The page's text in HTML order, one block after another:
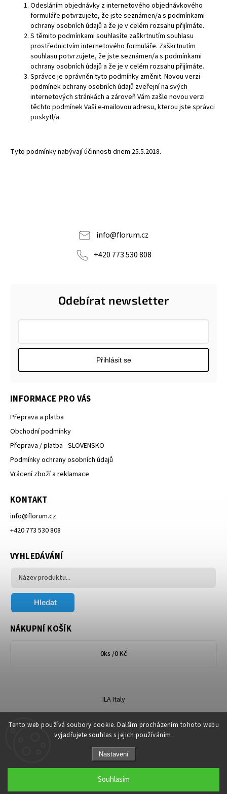
Tento web používá soubory cookie. Dalším procházením tohoto webu
vyjadřujete souhlas s jejich používáním.
Nastavení
Souhlasím
Odesláním objednávky z internetového objednávkového
formuláře potvrzujete, že jste seznámen/a s podmínkami
ochrany osobních údajů a že je v celém rozsahu přijímáte.
S těmito podmínkami souhlasíte zaškrtnutím souhlasu
prostřednictvím internetového formuláře. Zaškrtnutím
souhlasu potvrzujete, že jste seznámen/a s podmínkami
ochrany osobních údajů a že je v celém rozsahu přijímáte.
Správce je oprávněn tyto podmínky změnit. Novou verzi
podmínek ochrany osobních údajů zveřejní na svých
internetových stránkách a zároveň Vám zašle novou verzi
těchto podmínek Vaši e-mailovou adresu, kterou jste správci
poskytl/a.
Tyto podmínky nabývají účinnosti dnem 25.5.2018.
info@florum.cz
+420 773 530 808
Odebírat newsletter
Přihlásit se
INFORMACE PRO VÁS
Přeprava a platba
Obchodní podmínky
Přeprava / platba - SLOVENSKO
Podmínky ochrany osobních údajů
Vrácení zboží a reklamace
KONTAKT
info@florum.cz
+420 773 530 808
VYHLEDÁVÁNÍ
Hledat
NÁKUPNÍ KOŠÍK
0ks /0 Kč
ILA Italy
Florum.cz. Všechna práva vyhrazena.
Grafický návrh vytvořil a nakódoval